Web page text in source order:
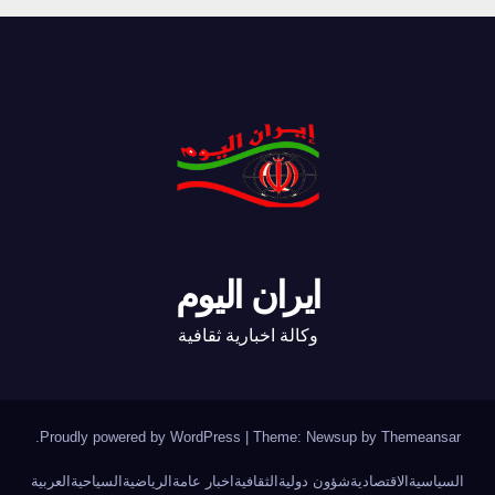
ايران اليوم
وكالة اخبارية ثقافية
Proudly powered by WordPress | Theme: Newsup by Themeansar
السياسية الاقتصاديةشؤون دولية الثقافية اخبار عامة الرياضية السياحية العربية